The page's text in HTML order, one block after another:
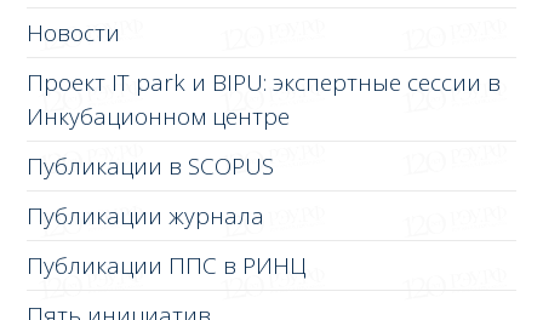
Новости
Проект IT park и BIPU: экспертные сессии в
Инкубационном центре
Публикации в SCOPUS
Публикации журнала
Публикации ППС в РИНЦ